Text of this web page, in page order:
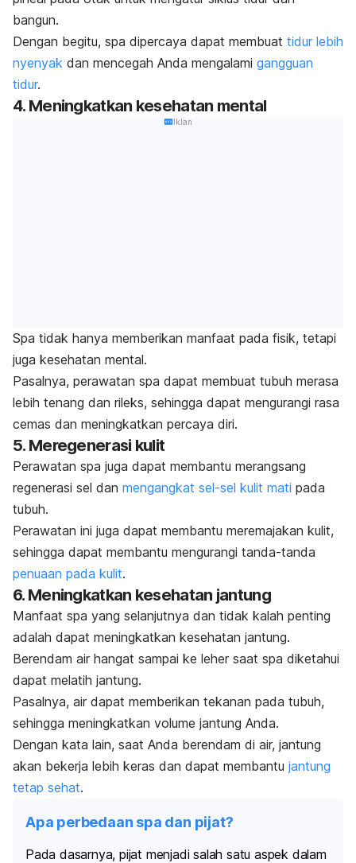
bangun.
Dengan begitu, spa dipercaya dapat membuat tidur lebih
nyenyak dan mencegah Anda mengalami gangguan
tidur.
4. Meningkatkan kesehatan mental
Iklan
Spa tidak hanya memberikan manfaat pada fisik, tetapi
juga kesehatan mental.
Pasalnya, perawatan spa dapat membuat tubuh merasa
lebih tenang dan rileks, sehingga dapat mengurangi rasa
cemas dan meningkatkan percaya diri.
5. Meregenerasi kulit
Perawatan spa juga dapat membantu merangsang
regenerasi sel dan mengangkat sel-sel kulit mati pada
tubuh.
Perawatan ini juga dapat membantu meremajakan kulit,
sehingga dapat membantu mengurangi tanda-tanda
penuaan pada kulit.
6. Meningkatkan kesehatan jantung
Manfaat spa yang selanjutnya dan tidak kalah penting
adalah dapat meningkatkan kesehatan jantung.
Berendam air hangat sampai ke leher saat spa diketahui
dapat melatih jantung.
Pasalnya, air dapat memberikan tekanan pada tubuh,
sehingga meningkatkan volume jantung Anda.
Dengan kata lain, saat Anda berendam di air, jantung
akan bekerja lebih keras dan dapat membantu jantung
tetap sehat.
Apa perbedaan spa dan pijat?
Pada dasarnya, pijat menjadi salah satu aspek dalam